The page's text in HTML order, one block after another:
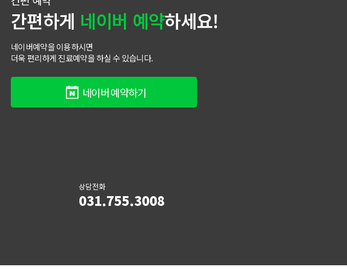
간편하게 네이버 예약하세요!
네이버예약을 이용하시면
더욱 편리하게 진료예약을 하실 수 있습니다.
네이버 예약하기
상담전화
031.755.3008